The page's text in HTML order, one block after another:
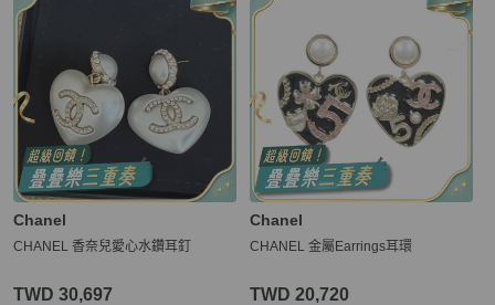
Chanel
CHANEL 香奈兒愛心水鑽耳釘
TWD 30,697
Chanel
CHANEL 金屬Earrings耳環
TWD 20,720